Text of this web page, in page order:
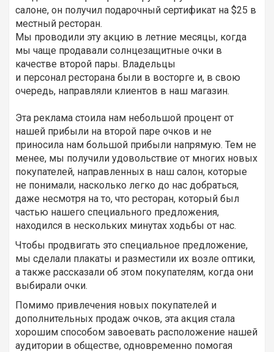
салоне, он получил подарочный сертификат на $25 в
местный ресторан.
Мы проводили эту акцию в летние месяцы, когда
мы чаще продавали солнцезащитные очки в
качестве второй пары. Владельцы
и персонал ресторана были в восторге и, в свою
очередь, направляли клиентов в наш магазин.
Эта реклама стоила нам небольшой процент от
нашей прибыли на второй паре очков и не
приносила нам большой прибыли напрямую. Тем не
менее, мы получили удовольствие от многих новых
покупателей, направленных в наш салон, которые
не понимали, насколько легко до нас добраться,
даже несмотря на то, что ресторан, который был
частью нашего специального предложения,
находился в нескольких минутах ходьбы от нас.
Чтобы продвигать это специальное предложение,
мы сделали плакаты и разместили их возле оптики,
а также рассказали об этом покупателям, когда они
выбирали очки.
Помимо привлечения новых покупателей и
дополнительных продаж очков, эта акция стала
хорошим способом завоевать расположение нашей
аудитории в обществе, одновременно помогая